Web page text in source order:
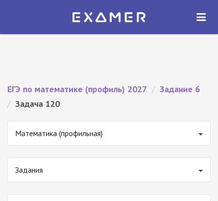
Экзамер — ЕГЭ 2027
ОТКРЫТЬ
ЕГЭ по математике (профиль) 2027 / Задание 6
/ Задача 120
Математика (профильная)
Задания